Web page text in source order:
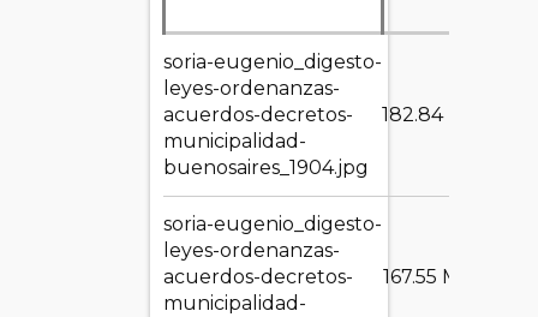
soria-eugenio_digesto-
leyes-ordenanzas-
acuerdos-decretos-
municipalidad-
buenosaires_1904.jpg
182.84 KB
soria-eugenio_digesto-
leyes-ordenanzas-
acuerdos-decretos-
municipalidad-
167.55 MB